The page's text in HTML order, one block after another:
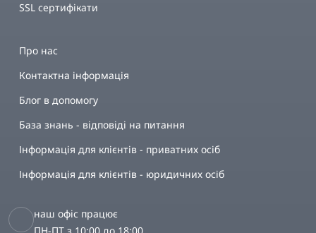
SSL сертифікати
Про нас
Контактна інформація
Блог в допомогу
База знань - відповіді на питання
Інформація для клієнтів - приватних осіб
Інформація для клієнтів - юридичних осіб
наш офіс працює